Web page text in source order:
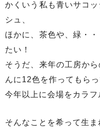
かくいう私も青いサコ
シュ、
ほかに、茶色や、緑・
たい！
そうだ、来年の工房か
んに12色を作ってもらっ
今年以上に会場をカラフ
そんなことを希って生ま